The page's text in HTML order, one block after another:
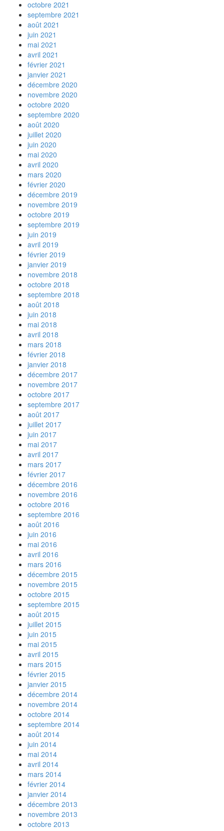
octobre 2021
septembre 2021
août 2021
juin 2021
mai 2021
avril 2021
février 2021
janvier 2021
décembre 2020
novembre 2020
octobre 2020
septembre 2020
août 2020
juillet 2020
juin 2020
mai 2020
avril 2020
mars 2020
février 2020
décembre 2019
novembre 2019
octobre 2019
septembre 2019
juin 2019
avril 2019
février 2019
janvier 2019
novembre 2018
octobre 2018
septembre 2018
août 2018
juin 2018
mai 2018
avril 2018
mars 2018
février 2018
janvier 2018
décembre 2017
novembre 2017
octobre 2017
septembre 2017
août 2017
juillet 2017
juin 2017
mai 2017
avril 2017
mars 2017
février 2017
décembre 2016
novembre 2016
octobre 2016
septembre 2016
août 2016
juin 2016
mai 2016
avril 2016
mars 2016
décembre 2015
novembre 2015
octobre 2015
septembre 2015
août 2015
juillet 2015
juin 2015
mai 2015
avril 2015
mars 2015
février 2015
janvier 2015
décembre 2014
novembre 2014
octobre 2014
septembre 2014
août 2014
juin 2014
mai 2014
avril 2014
mars 2014
février 2014
janvier 2014
décembre 2013
novembre 2013
octobre 2013